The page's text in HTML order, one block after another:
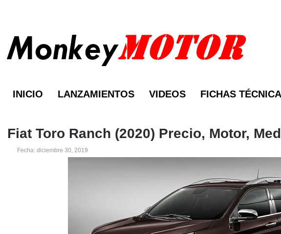
INICIO LANZAMIENTOS VIDEOS FICHAS
Fiat Toro Ranch (2020) Precio, Motor,
Fecha: diciembre 30, 2019